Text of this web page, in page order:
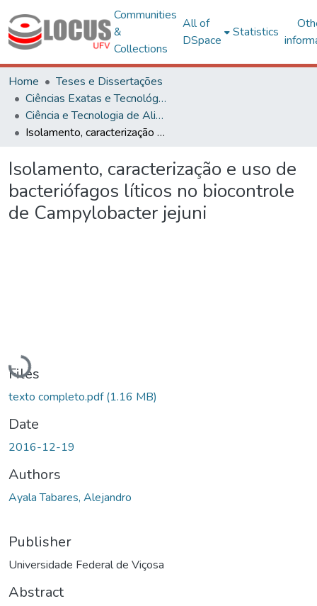
Communities
&
Collections
All of
DSpace
Statistics
Home
Teses e Dissertações
Ciências Exatas e Tecnológicas
Ciência e Tecnologia de Alimentos
Isolamento, caracterização e uso de bacteriófagos líticos no biocontrole de Campylobacter jejuni
Isolamento, caracterização e uso de
bacteriófagos líticos no biocontrole
de Campylobacter jejuni
Loading...
Files
texto completo.pdf(1.16 MB)
Date
2016-12-19
Authors
Ayala Tabares, Alejandro
Publisher
Universidade Federal de Viçosa
Abstract